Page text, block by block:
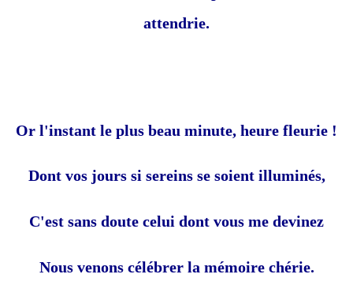
attendrie.
Or l'instant le plus beau minute, heure fleurie !
Dont vos jours si sereins se soient illuminés,
C'est sans doute celui dont vous me devinez
Nous venons célébrer la mémoire chérie.